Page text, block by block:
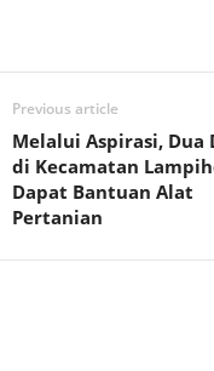
Previous article
Melalui Aspirasi, Dua
di Kecamatan
Dapat Bantuan Alat
Pertanian